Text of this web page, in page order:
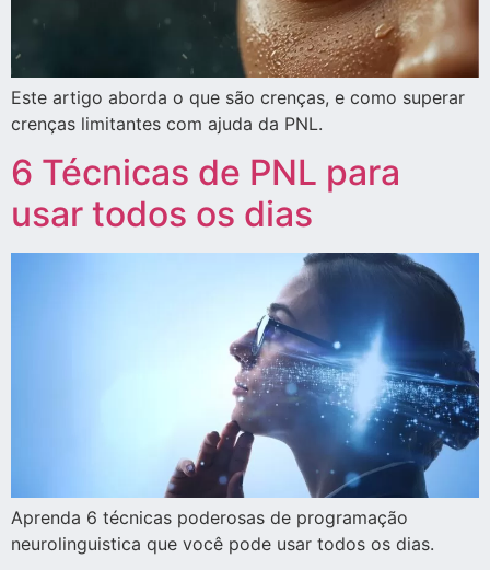
Este artigo aborda o que são crenças, e como superar
crenças limitantes com ajuda da PNL.
6 Técnicas de PNL para
usar todos os dias
Aprenda 6 técnicas poderosas de programação
neurolinguistica que você pode usar todos os dias.